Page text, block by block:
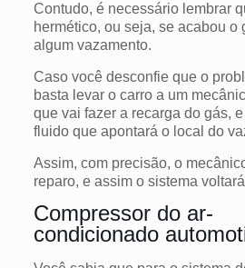
Contudo, é necessário lembrar
hermético, ou seja, se acabou o
algum vazamento.
Caso você desconfie que o
basta levar o carro a um
que vai fazer a recarga do gás,
fluido que apontará o local do
Assim, com precisão, o
reparo, e assim o sistema
Compressor do ar-
condicionado